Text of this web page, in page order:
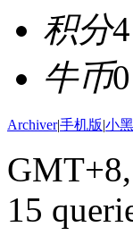
积分4
牛币0
Archiver|手机版|小
15